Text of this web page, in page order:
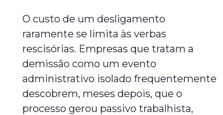
O custo de um desligamento
raramente se limita às verbas
rescisórias. Empresas que tratam a
demissão como um evento
administrativo isolado frequentemente
descobrem, meses depois, que o
processo gerou passivo trabalhista,